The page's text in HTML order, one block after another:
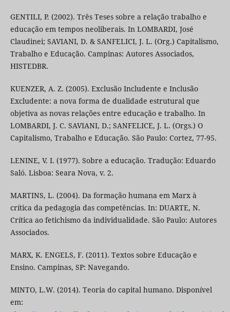
GENTILI, P. (2002). Três Teses sobre a relação trabalho e
educação em tempos neoliberais. In LOMBARDI, José
Claudinei; SAVIANI, D. & SANFELICI, J. L. (Org.) Capitalismo,
Trabalho e Educação. Campinas: Autores Associados,
HISTEDBR.
KUENZER, A. Z. (2005). Exclusão Includente e Inclusão
Excludente: a nova forma de dualidade estrutural que
objetiva as novas relações entre educação e trabalho. In
LOMBARDI, J. C. SAVIANI, D.; SANFELICE, J. L. (Orgs.) O
Capitalismo, Trabalho e Educação. São Paulo: Cortez, 77-95.
LENINE, V. I. (1977). Sobre a educação. Tradução: Eduardo
Saló. Lisboa: Seara Nova, v. 2.
MARTINS, L. (2004). Da formação humana em Marx à
crítica da pedagogia das competências. In: DUARTE, N.
Crítica ao fetichismo da individualidade. São Paulo: Autores
Associados.
MARX, K. ENGELS, F. (2011). Textos sobre Educação e
Ensino. Campinas, SP: Navegando.
MINTO, L.W. (2014). Teoria do capital humano. Disponível
em: